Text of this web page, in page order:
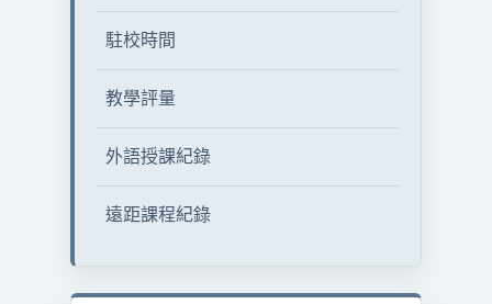
駐校時間
教學評量
外語授課紀錄
遠距課程紀錄